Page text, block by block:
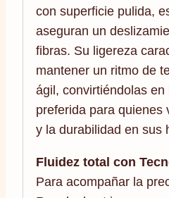
con superficie pulida,
aseguran un
fibras. Su ligereza
mantener un ritmo de
ágil, convirtiéndolas
preferida para quienes
y la durabilidad en sus
Fluidez total con
Para acompañar la